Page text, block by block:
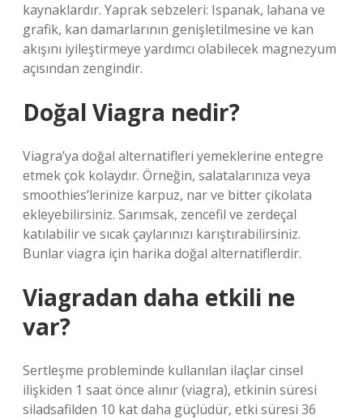
kaynaklardır. Yaprak sebzeleri: Ispanak, lahana ve
grafik, kan damarlarının genişletilmesine ve kan
akışını iyileştirmeye yardımcı olabilecek magnezyum
açısından zengindir.
Doğal Viagra nedir?
Viagra’ya doğal alternatifleri yemeklerine entegre
etmek çok kolaydır. Örneğin, salatalarınıza veya
smoothies’lerinize karpuz, nar ve bitter çikolata
ekleyebilirsiniz. Sarımsak, zencefil ve zerdeçal
katılabilir ve sıcak çaylarınızı karıştırabilirsiniz.
Bunlar viagra için harika doğal alternatiflerdir.
Viagradan daha etkili ne
var?
Sertleşme probleminde kullanılan ilaçlar cinsel
ilişkiden 1 saat önce alınır (viagra), etkinin süresi
siladsafilden 10 kat daha güçlüdür, etki süresi 36